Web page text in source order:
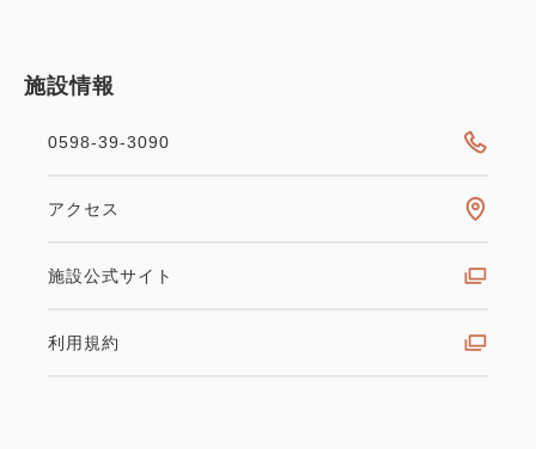
施設情報
0598-39-3090
アクセス
施設公式サイト
利用規約